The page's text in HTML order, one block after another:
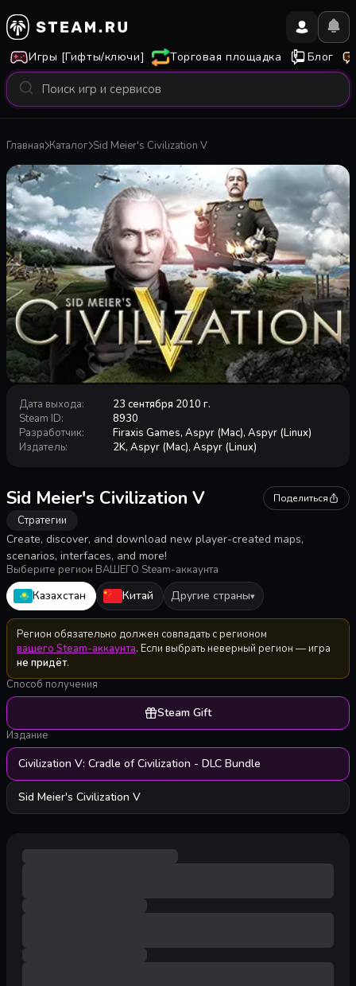
Игры [Гифты/ключи] Торговая площадка Блог
Главная Каталог Sid Meier's Civilization V
Дата выхода:
23 сентября 2010 г.
Steam ID:
8930
Разработчик:
Firaxis Games, Aspyr (Mac), Aspyr (Linux)
Издатель: 2K, Aspyr (Mac), Aspyr (Linux)
Sid Meier's Civilization V Поделиться
Стратегии
Create, discover, and download new player-created maps,
scenarios, interfaces, and more!
Выберите регион ВАШЕГО Steam-аккаунта
Казахстан Китай Другие страны▾
Регион обязательно должен совпадать с регионом
вашего Steam-аккаунта. Если выбрать неверный регион — игра
не придёт.
Способ получения
Steam Gift
Издание
Civilization V: Cradle of Civilization - DLC Bundle
Sid Meier's Civilization V